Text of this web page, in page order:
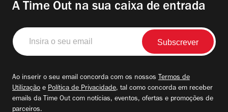
A Time Out na sua caixa de entrada
Insira
o
seu
Ao inserir o seu email concorda com os nossos Termos de
Utilização e Política de Privacidade, tal como concorda em receber
emails da Time Out com notícias, eventos, ofertas e promoções de
parceiros.